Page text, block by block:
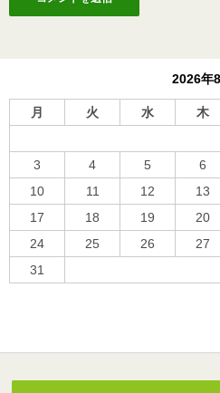
2026年
月 火 水 木
3
4 5 6
10
11 12 13
17
18 19 20
24
25 26 27
31